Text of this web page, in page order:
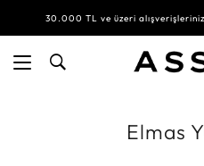
30.000 TL ve üzeri
Elmas